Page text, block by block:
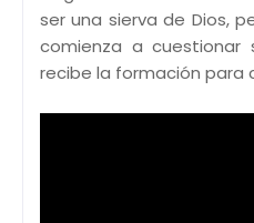
ser una sierva de Dios,
comienza a
recibe la formación para